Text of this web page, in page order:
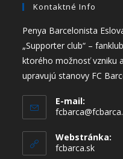
Kontaktné Info
Penya Barcelonista
„Supporter club“ –
ktorého možnosť vzniku
upravujú stanovy FC
E-mail:
Webstránka:
fcbarca.sk